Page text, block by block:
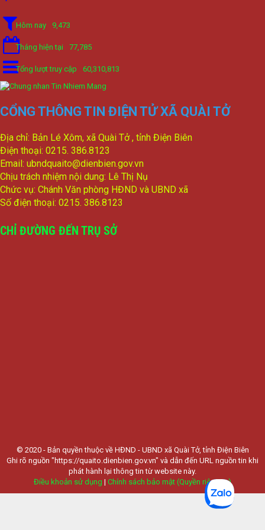
Nghị quyết V/v: Điều chỉnh cục bộ quy hoạch chi tiết xây dựng
tỉnh Điện Biên ( Khu dân cư số 1 Thị trấn Tuần Giáo; Khu dân
lượt xem: 2164 | lượt tải:777
2/CV-BDT
Đề xuất chuyên đề giám sát năm 2024
lượt xem: 2815 | lượt tải:767
4/CV-BKTXH
Đề xuất nội dung giám sát năm 2024 của TT HĐND huyện
lượt xem: 3644 | lượt tải:1007
Hôm nay 9,473
Tháng hiện tại 77,785
Tổng lượt truy cập 60,310,813
CỔNG THÔNG TIN ĐIỆN TỬ XÃ QUÀI TỞ
Địa chỉ: Bản Lé Xôm, xã Quài Tở , tỉnh Điện Biên
Điện thoại: 0215. 386.8123
Email: ubndquaito@dienbien.gov.vn
Chịu trách nhiệm nội dung: Lê Thị Nụ
Chức vụ: Chánh Văn phòng HĐND và UBND xã
Số điện thoại: 0215. 386.8123
CHỈ ĐƯỜNG ĐẾN TRỤ SỞ
© 2020 - Bản quyền thuộc về HĐND - UBND xã Quài Tở, tỉnh Điện Biên
Ghi rõ nguồn "https://quaito.dienbien.gov.vn" và dẫn đến URL nguồn tin khi
phát hành lại thông tin từ website này.
Điều khoản sử dụng | Chính sách bảo mật (Quyền riêng tư)